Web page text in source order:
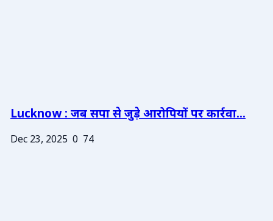
Lucknow : जब सपा से जुड़े आरोपियों पर कार्रवा...
Dec 23, 2025 0 74